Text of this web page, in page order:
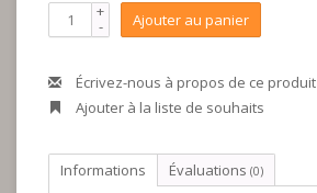
+
- Ajouter au panier
Écrivez-nous à propos de ce produit
Ajouter à la liste de souhaits
Informations Évaluations (0)